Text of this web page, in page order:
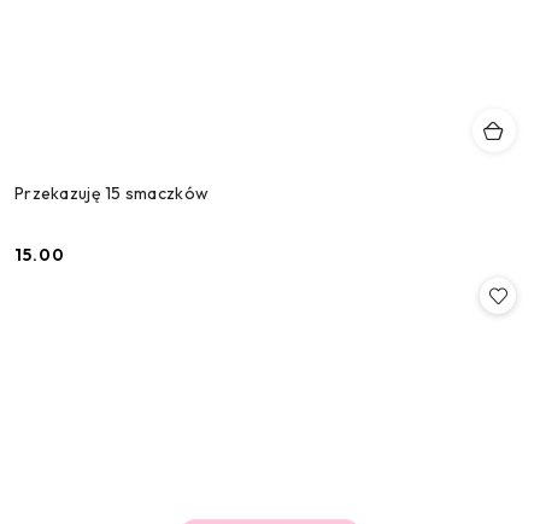
Przekazuję 15 smaczków
Cena:
15.00